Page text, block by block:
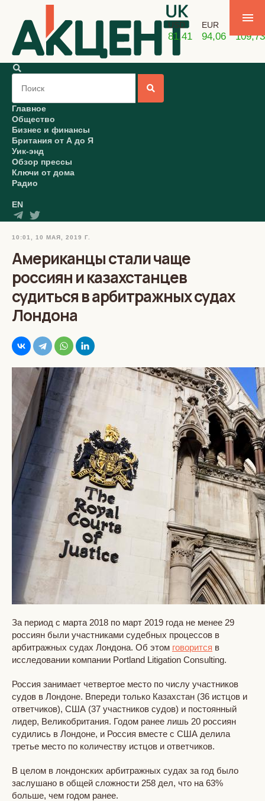
USD
81,41
EUR
94,06 109,73
Главное
Общество
Бизнес и финансы
Британия от А до Я
Уик-энд
Обзор прессы
Ключи от дома
Радио
EN
10:01, 10 МАЯ, 2019 Г.
Американцы стали чаще
россиян и казахстанцев
судиться в арбитражных судах
Лондона
За период с марта 2018 по март 2019 года не менее 29
россиян были участниками судебных процессов в
арбитражных судах Лондона. Об этом говорится в
исследовании компании Portland Litigation Consulting.
Россия занимает четвертое место по числу участников
судов в Лондоне. Впереди только Казахстан (36 истцов и
ответчиков), США (37 участников судов) и постоянный
лидер, Великобритания. Годом ранее лишь 20 россиян
судились в Лондоне, и Россия вместе с США делила
третье место по количеству истцов и ответчиков.
В целом в лондонских арбитражных судах за год было
заслушано в общей сложности 258 дел, что на 63%
больше, чем годом ранее.